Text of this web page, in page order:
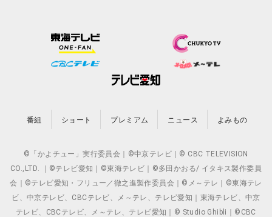
番組 ショート プレミアム ニュース よみもの
©「かよチュー」実行委員会｜©中京テレビ｜© CBC TELEVISION
CO.,LTD. ｜©テレビ愛知｜©東海テレビ｜©多田かおる/ イタキス製作委員
会｜©テレビ愛知・フリュー／徹之進製作委員会｜©メ～テレ｜©東海テレ
ビ、中京テレビ、CBCテレビ、メ～テレ、テレビ愛知｜東海テレビ、中京
テレビ、CBCテレビ、メ～テレ、テレビ愛知｜© Studio Ghibli｜©CBC